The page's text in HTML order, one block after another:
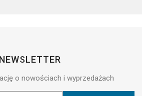
NEWSLETTER
o nowościach i wyprzedażach